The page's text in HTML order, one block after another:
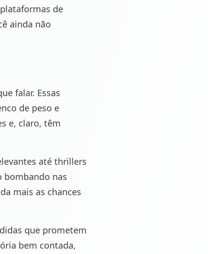
de
ainda não
falar. Essas
de peso e
e, claro, têm
até thrillers
bombando nas
mais as chances
que prometem
bem contada,